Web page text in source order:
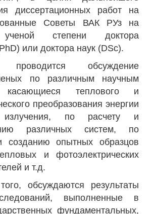
диссертационных работ на
Советы ВАК РУз на
ученой степени доктора
или доктора наук (DSc).
проводится обсуждение
по различным научным
касающиеся теплового и
преобразования энергии
излучения, по расчету и
различных систем, по
созданию опытных образцов
и фотоэлектрических
и т.д.
обсуждаются результаты
выполненные в
фундаментальных,